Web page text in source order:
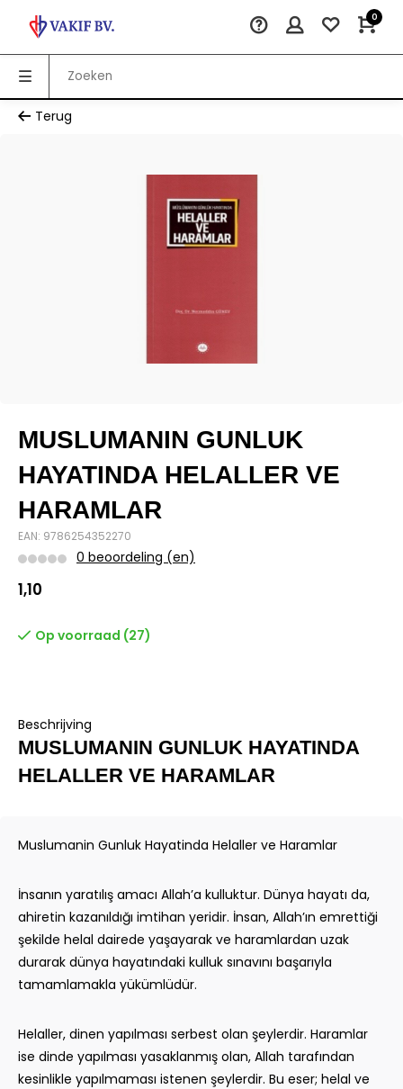
0
Terug
MUSLUMANIN GUNLUK
HAYATINDA HELALLER VE
HARAMLAR
EAN: 9786254352270
0 beoordeling (en)
1,10
Op voorraad (27)
Beschrijving
MUSLUMANIN GUNLUK HAYATINDA
HELALLER VE HARAMLAR
Muslumanin Gunluk Hayatinda Helaller ve Haramlar
İnsanın yaratılış amacı Allah’a kulluktur. Dünya hayatı da,
ahiretin kazanıldığı imtihan yeridir. İnsan, Allah’ın emrettiği
şekilde helal dairede yaşayarak ve haramlardan uzak
durarak dünya hayatındaki kulluk sınavını başarıyla
tamamlamakla yükümlüdür.
Helaller, dinen yapılması serbest olan şeylerdir. Haramlar
ise dinde yapılması yasaklanmış olan, Allah tarafından
kesinlikle yapılmaması istenen şeylerdir. Bu eser; helal ve